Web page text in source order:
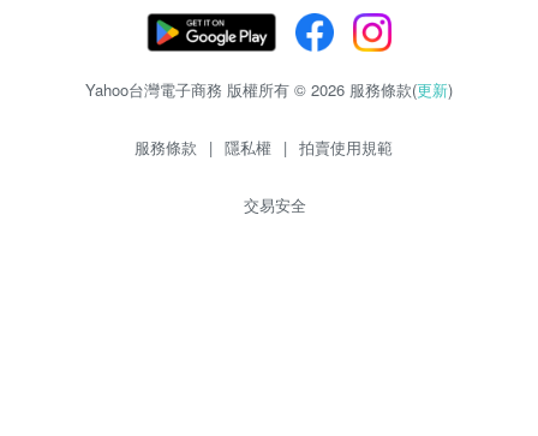
Yahoo台灣電子商務 版權所有 © 2026 服務條款(更新)
服務條款 | 隱私權 | 拍賣使用規範
交易安全